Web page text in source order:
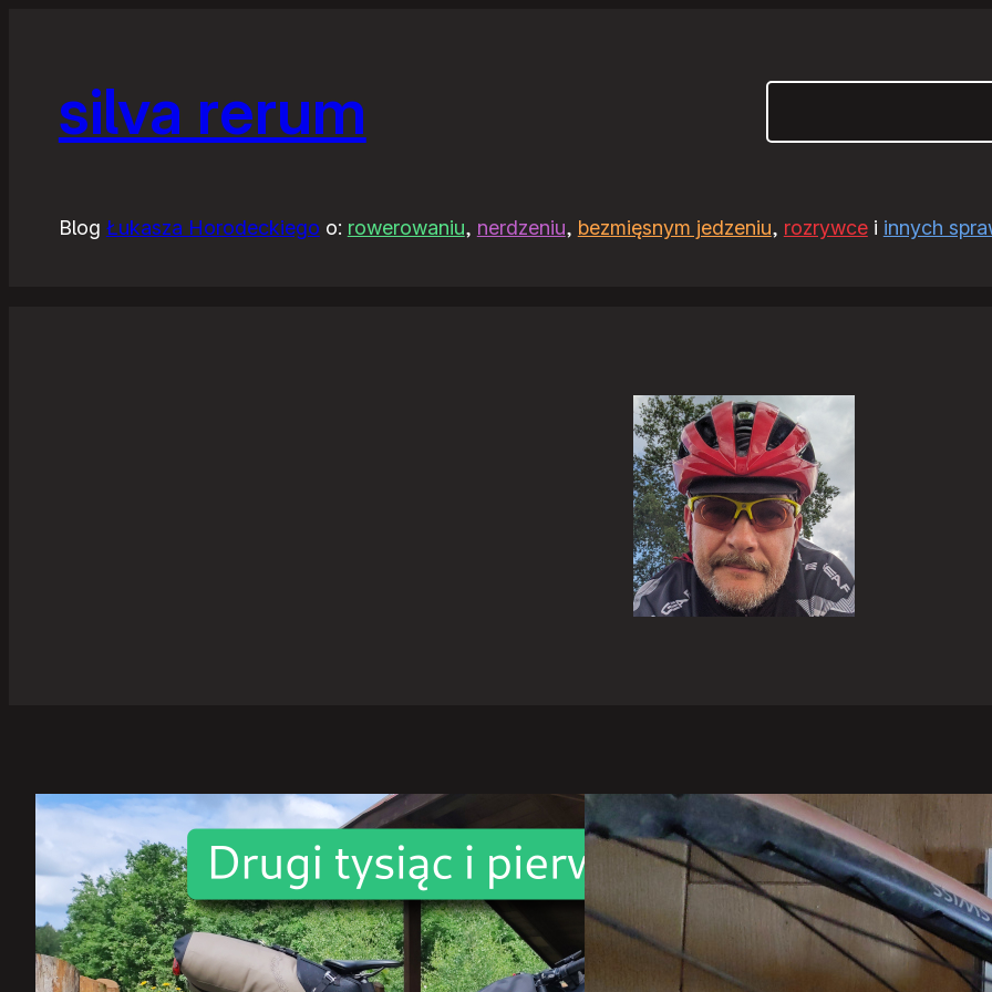
silva rerum
Blog Łukasza Horodeckiego o: rowerowaniu, nerdzeniu, bezmięsnym jedzeniu, rozrywcei innych